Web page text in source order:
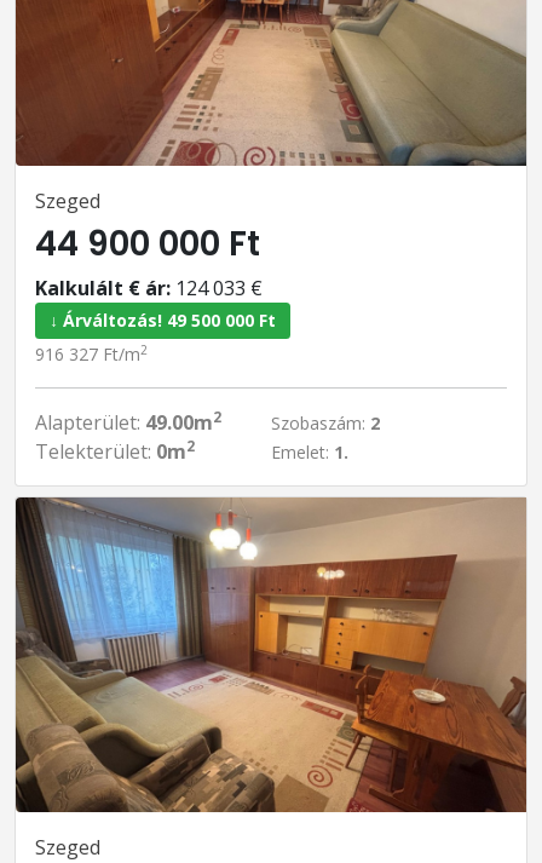
Szeged
44 900 000 Ft
Kalkulált € ár: 124 033 €
↓ Árváltozás! 49 500 000 Ft
916 327 Ft/m2
Alapterület: 49.00m2
Telekterület: 0m2
Szobaszám: 2
Emelet: 1.
Szeged